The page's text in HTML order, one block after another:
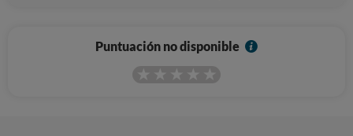
Puntuación no disponible
I